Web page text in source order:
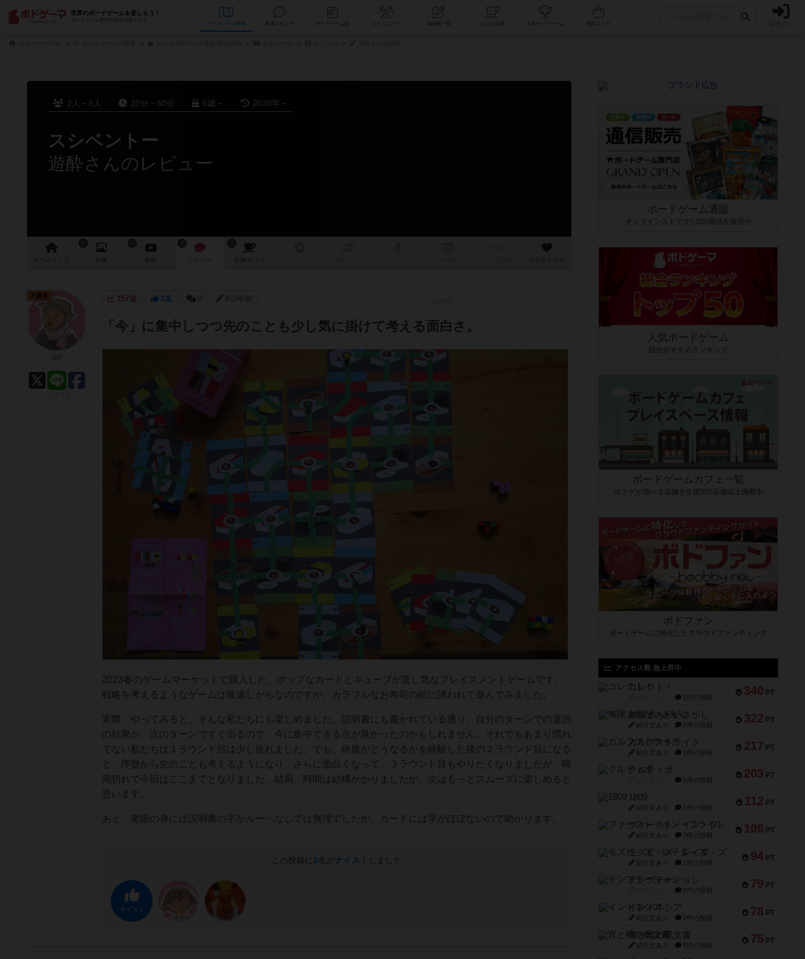
世界のボードゲームを楽しもう！
ボードゲーム専門の総合情報サイト
データベース コミュニティ 人気ボードゲーム ログイン
2人～6人 20分～60分 6歳～ 2020年～
スシベントー
遊酔さんのレビュー
ゲーム 画像 レビュー 店舗/ カフェ 次のおすすめ
157名 2名 0 約3年前
「今」に集中しつつ先のことも少し気に掛けて考える面白さ。
2023春のゲームマーケットで購入した、ポップなカードとキューブが楽し気なプレイスメントゲームです。
戦略を考えるようなゲームは敬遠しがちなのですが、カラフルなお寿司の絵に誘われて遊んでみました。
実際、やってみると、そんな私たちにも楽しめました。説明書にも書かれている通り、自分のターンでの選択
の結果が、次のターンですぐ出るので、今に集中できる点が良かったのかもしれません。それでもあまり慣れ
てない私たちは１ラウンド目は少し疲れました。でも、終盤がどうなるかを経験した後の２ラウンド目になる
と、序盤から先のことも考えるようになり、さらに面白くなって、３ラウンド目もやりたくなりましたが、時
間切れで今回はここまでとなりました。結局、時間は結構かかりましたが、次はもっとスムーズに楽しめると
思います。
あと、老眼の身には説明書の字がルーペなしでは無理でしたが、カードには字がほぼないので助かります。
この投稿に 2名がナイス！ しました
ナイス！
大賢者
ボードゲーム通販
オンラインストアで7,500商品を販売中
人気ボードゲーム
総合おすすめランキング
ボードゲームカフェ一覧
ボドゲが遊べる店舗を全国500店舗以上掲載中
ボドファン
ボードゲームに特化したクラウドファンディング
アクセス数 急上昇中
340 PT
コレクト！
1件の投稿
322 PT
無限まちがいさがし
紹介文あり 2件の投稿
217 PT
ガルフストライク
紹介文あり 1件の投稿
203 PT
クルティボ
1件の投稿
112 PT
1809
紹介文あり 1件の投稿
108 PT
ファースト・イン・フライト
紹介文あり 3件の投稿
94 PT
モズビ－ズ・レイダ－ズ
紹介文あり 1件の投稿
79 PT
テンプテーション
2件の投稿
78 PT
インドネシア
紹介文あり 2件の投稿
75 PT
宵と暁の呪文書
紹介文あり 8件の投稿